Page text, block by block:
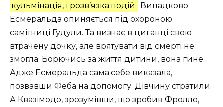
кульмінація, і розв’язка подій. Випадково
Есмеральда опиняється під охороною
самітниці Гудули. Та визнає в циганці свою
втрачену дочку, але врятувати від смерті не
змогла. Борючись за життя дитини, вона гине.
Адже Есмеральда сама себе виказала,
позвавши Феба на допомогу. Дівчину стратили.
А Квазімодо, зрозумівши, що зробив Фролло,